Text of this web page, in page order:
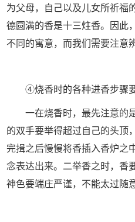
为父母，自己以及儿女所祈福
德圆满的香是十三炷香。因此
不同的寓意，而我们需要注意
④烧香时的各种进香步骤要
一在烧香时，最先注意的
的双手要举得超过自己的头顶
完揖之后慢慢将香插入香炉之
念表达出来。二举香之时，香
神色要端庄严谨，不能太过随意